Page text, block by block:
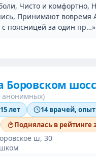
Чисто и комфортно,
Принимают вовремя
поясницей за один пр…»
анонимных)
лет
14 врачей, опыт
Поднялась в рейтинге
ш, 30